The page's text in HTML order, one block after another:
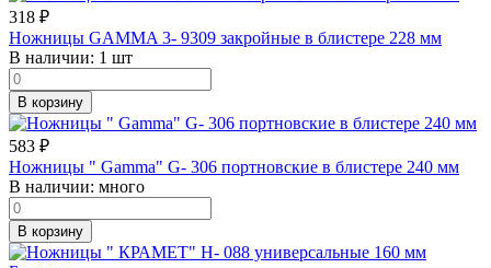
318 ₽
Ножницы GAMMA 3- 9309 закройные в блистере 228 мм
В наличии: 1 шт
В корзину
583 ₽
Ножницы " Gamma" G- 306 портновские в блистере 240 мм
В наличии: много
В корзину